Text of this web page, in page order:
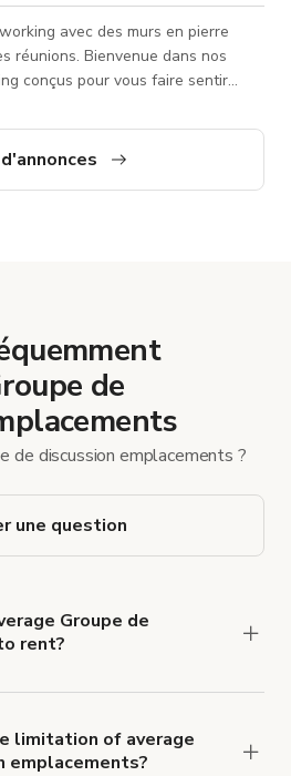
avec des murs en pierre
dans nos
conçus pour vous faire sentir
la
Merri, Stravinsky, Dali et Niki.
de
de discussion emplacements ?
une question
Groupe de
rent?
limitation of average
emplacements?